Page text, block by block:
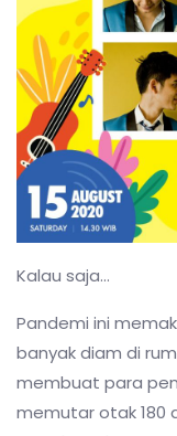
Kalau saja…
Pandemi ini
banyak diam di
membuat para
memutar otak 180